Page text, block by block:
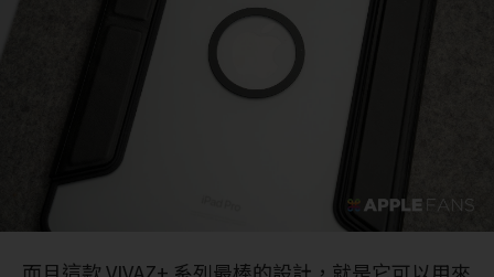
而且這款 VIVAZ+ 系列最棒的設計，就是它可以用來